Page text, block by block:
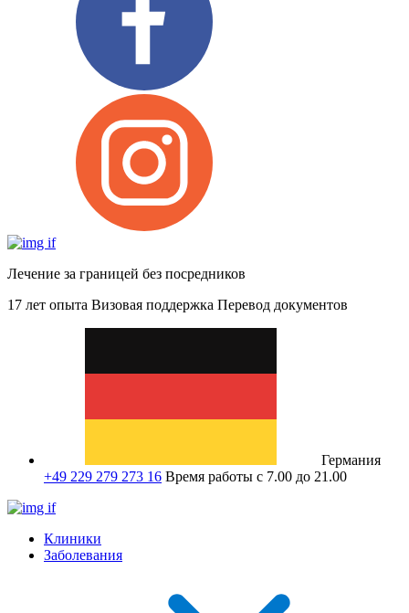
Лечение за границей без посредников
17 лет опыта Визовая поддержка Перевод документов
Германия
+49 229 279 273 16 Время работы с 7.00 до 21.00
Клиники
Заболевания